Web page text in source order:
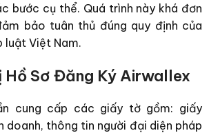
bước cụ thể. Quá trình này khá đơn
bảo tuân thủ đúng quy định của
luật Việt Nam.
Hồ Sơ Đăng Ký Airwallex
cung cấp các giấy tờ gồm: giấy
doanh, thông tin người đại diện pháp